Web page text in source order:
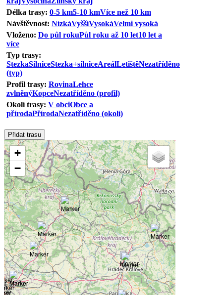
Délka trasy: 0-5 km5-10 kmVíce než 10 km
Návštěvnost: NízkáVyššíVysokáVelmi vysoká
Vloženo: Do půl rokuPůl roku až 10 let10 let a
více
Typ trasy:
StezkaSilniceStezka+silniceAreálLetištěNezatříděno
(typ)
Profil trasy: RovinaLehce
zvlněnýKopceNezatříděno (profil)
Okolí trasy: V obciObce a
přírodaPřírodaNezatříděno (okolí)
+
−